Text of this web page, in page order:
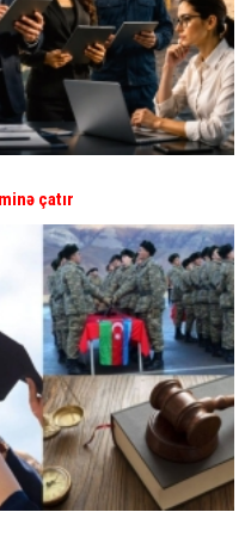
çatır